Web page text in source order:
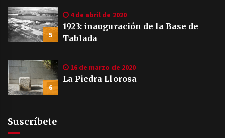
5
4 de abril de 2020
1923: inauguración de la Base de
Tablada
6
16 de marzo de 2020
La Piedra Llorosa
Suscríbete